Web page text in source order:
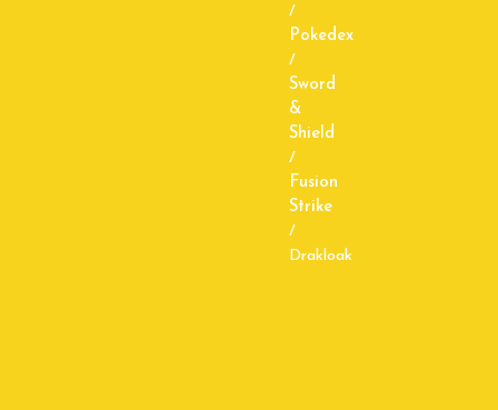
/
Pokedex
/
Sword
&
Shield
/
Fusion
Strike
/
Drakloak